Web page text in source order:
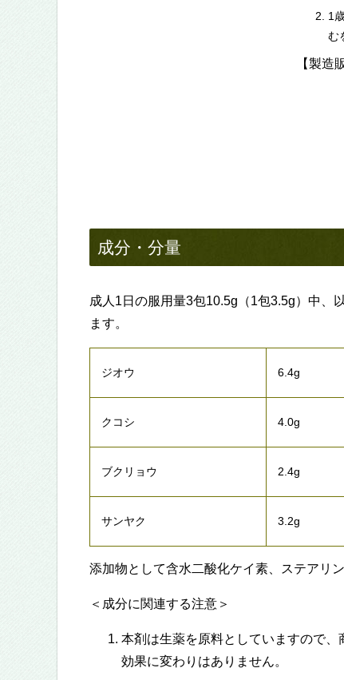
1
む
【製造
成分・分量
成人1日の服用量3包10.5g（1包3.5g）中、
ます。
ジオウ 6.4g
クコシ 4.0g
ブクリョウ 2.4g
サンヤク 3.2g
添加物として含水二酸化ケイ素、ステアリ
＜成分に関連する注意＞
本剤は生薬を原料としていますので、
効果に変わりはありません。